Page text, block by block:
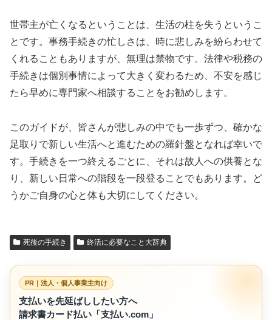
世帯主が亡くなるということは、生活の柱を失うというこ
とです。事務手続きの忙しさは、時に悲しみを紛らわせて
くれることもありますが、無理は禁物です。法律や税務の
手続きは個別事情によって大きく変わるため、不安を感じ
たら早めに専門家へ相談することをお勧めします。
このガイドが、皆さんが悲しみの中でも一歩ずつ、確かな
足取りで新しい生活へと進むための羅針盤となれば幸いで
す。手続きを一つ終えるごとに、それは故人への供養とな
り、新しい日常への階段を一段登ることでもあります。ど
うかご自身の心と体も大切にしてください。
死後の手続き 終活に必要なこと大辞典
PR｜法人・個人事業主向け
支払いを先延ばししたい方へ
請求書カード払い「支払い.com」